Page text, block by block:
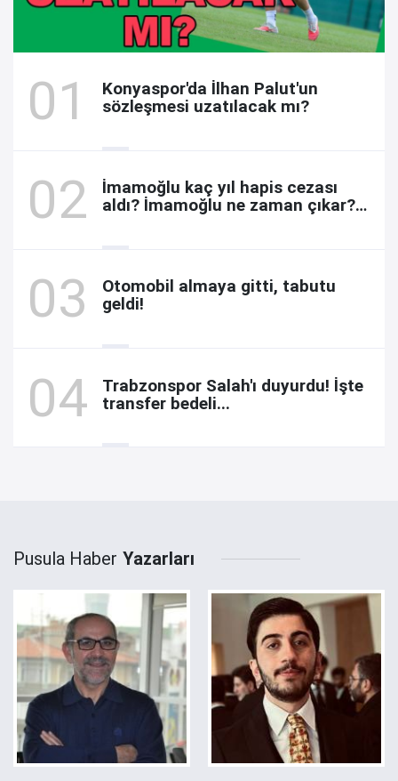
Konyaspor'da İlhan Palut'un
sözleşmesi uzatılacak mı?
İmamoğlu kaç yıl hapis cezası
aldı? İmamoğlu ne zaman çıkar?
Otomobil almaya gitti, tabutu
geldi!
Trabzonspor Salah'ı duyurdu! İşte
transfer bedeli...
Pusula Haber Yazarları